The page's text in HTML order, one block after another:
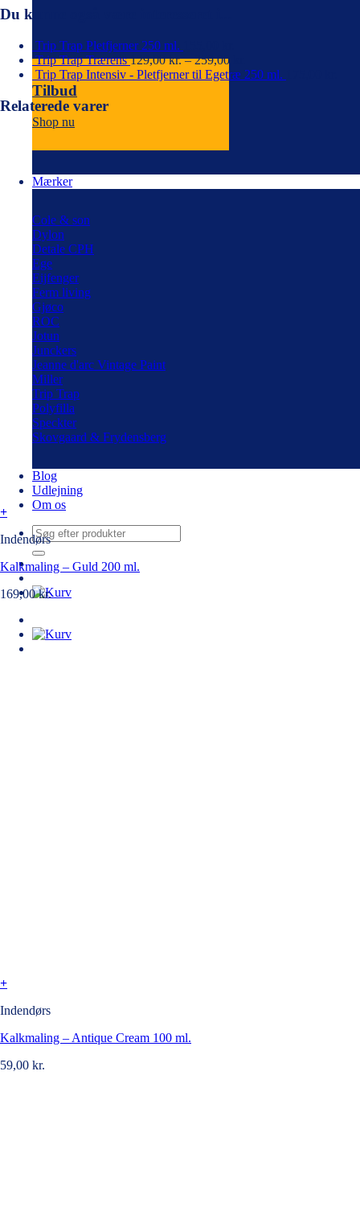
Tilbud
Shop nu
Mærker
Cole & son
Dylon
Detale CPH
Ege
Eijfenger
Ferm living
Gjøco
ROC
Jotun
Junckers
Jeanne d'arc Vintage Paint
Miller
Trip Trap
Polyfilla
Speckter
Skovgaard & Frydensberg
Blog
Udlejning
Om os
Søg
efter:
Du kunne også være interesseret i...
Trip Trap Pletfjerner 250 ml.
Trip Trap Trærens 129,00kr.–259,00
Trip Trap Intensiv - Pletfjerner til Egetræ 250 ml.
Relaterede varer
+
Indendørs
Kalkmaling – Guld 200 ml.
169,00kr.
+
Indendørs
Kalkmaling – Antique Cream 100 ml.
59,00 kr.